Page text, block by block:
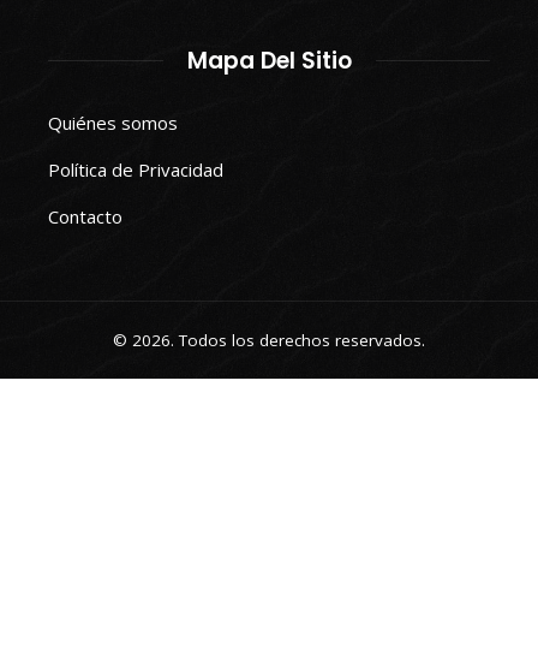
Mapa Del Sitio
Quiénes somos
Política de Privacidad
Contacto
© 2026. Todos los derechos reservados.